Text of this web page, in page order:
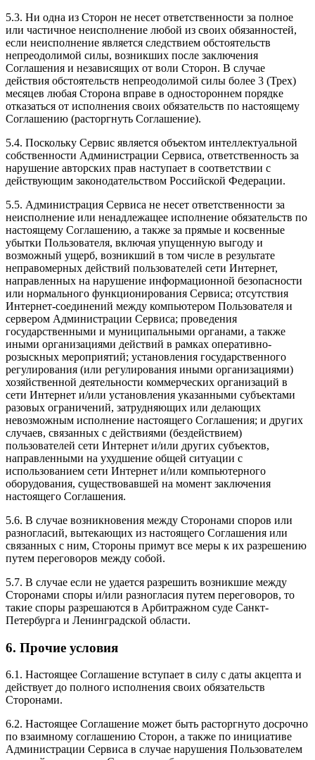
5.3. Ни одна из Сторон не несет ответственности за полное
или частичное неисполнение любой из своих обязанностей,
если неисполнение является следствием обстоятельств
непреодолимой силы, возникших после заключения
Соглашения и независящих от воли Сторон. В случае
действия обстоятельств непреодолимой силы более 3 (Трех)
месяцев любая Сторона вправе в одностороннем порядке
отказаться от исполнения своих обязательств по настоящему
Соглашению (расторгнуть Соглашение).
5.4. Поскольку Сервис является объектом интеллектуальной
собственности Администрации Сервиса, ответственность за
нарушение авторских прав наступает в соответствии с
действующим законодательством Российской Федерации.
5.5. Администрация Сервиса не несет ответственности за
неисполнение или ненадлежащее исполнение обязательств по
настоящему Соглашению, а также за прямые и косвенные
убытки Пользователя, включая упущенную выгоду и
возможный ущерб, возникший в том числе в результате
неправомерных действий пользователей сети Интернет,
направленных на нарушение информационной безопасности
или нормального функционирования Сервиса; отсутствия
Интернет-соединений между компьютером Пользователя и
сервером Администрации Сервиса; проведения
государственными и муниципальными органами, а также
иными организациями действий в рамках оперативно-
розыскных мероприятий; установления государственного
регулирования (или регулирования иными организациями)
хозяйственной деятельности коммерческих организаций в
сети Интернет и/или установления указанными субъектами
разовых ограничений, затрудняющих или делающих
невозможным исполнение настоящего Соглашения; и других
случаев, связанных с действиями (бездействием)
пользователей сети Интернет и/или других субъектов,
направленными на ухудшение общей ситуации с
использованием сети Интернет и/или компьютерного
оборудования, существовавшей на момент заключения
настоящего Соглашения.
5.6. В случае возникновения между Сторонами споров или
разногласий, вытекающих из настоящего Соглашения или
связанных с ним, Стороны примут все меры к их разрешению
путем переговоров между собой.
5.7. В случае если не удается разрешить возникшие между
Сторонами споры и/или разногласия путем переговоров, то
такие споры разрешаются в Арбитражном суде Санкт-
Петербурга и Ленинградской области.
6. Прочие условия
6.1. Настоящее Соглашение вступает в силу с даты акцепта и
действует до полного исполнения своих обязательств
Сторонами.
6.2. Настоящее Соглашение может быть расторгнуто досрочно
по взаимному соглашению Сторон, а также по инициативе
Администрации Сервиса в случае нарушения Пользователем